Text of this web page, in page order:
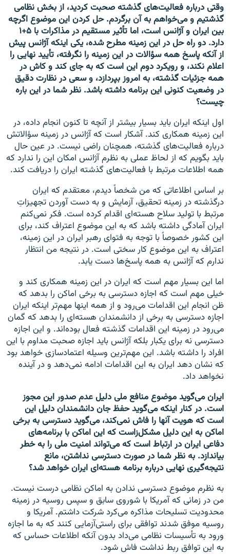
وقتی درباره فعالیت‌های گذشته صحبت کردید، از بخش نظامی
گذشتیم و می‌خواهم به آن برگردم. حل کردن این موضوع اگرچه
بین ایران و آژانس است، اما تأثیر مستقیم در مذاکرات با ۵+۱
دارد. دو راه حل در این زمینه مطرح شده، یکی اینکه آژانس پیش
از آنکه پاسخ همه سؤالات در این زمینه را نگرفته، تأیید نهایی را
اعلام نکند، و رویکرد دوم این است که به جای کند و کاش در
همه جزئیات گذشته، به امروز بپردازد، و سعی در نظارت دقیق
در وضعیت کنونی این برنامه داشته باشد. نظر شما در این باره
چیست؟
اول اینکه ایران باید بسیار بیشتر از آنچه تا کنون انجام داده، در
این زمینه همکاری کند. آشکار است که آژانس در زمینه سؤالاتش
درباره فعالیت‌های گذشته، همچنان راضی نیست. در عین حال
باید بگویم که از لحاظ عملی به نظرم آژانس امکان این را ندارد که
همه اطلاعات مرتبط با فعالیت‌های گذشته ایران را دریافت کند.
بر اساس اطلاعاتی که من شخصاً دیدم، معتقدم که ایران
درگذشته در زمینه تحقیق، آزمایش و به دست آوردن تجهیزاتِ
مرتبط با تولید سلاح هسته‌ای اقدام کرده است. فکر نمی‌کنم
ایران آمادگی داشته باشد که به این موضوع اعتراف کند، ‌برای
این کشور خصوصاً با توجه به فتوای رهبر ایران در این زمینه،
اعتراف به این موضوع کار سختی است. در نتیجه من انتظار
ندارم که آژانس به همه پاسخ‌ها دست یابد.
اما این بسیار مهم است که ایران در این زمینه همکاری کند و
خیلی مهم است که اجازه دسترسی به برخی اماکن را بدهد که
ظن انجام این اقدامات می‌رود و از همه اینها مهم‌تر اینکه ایران
اجازه دسترسی به برخی از دانشمندان هسته‌ای را بدهد که گمان
می‌رود در زمینه این اقدامات گذشته فعال بوده‌اند. و این اجازه
دسترسی نه برای یکبار بلکه آژانس باید اجازه صحبت مداوم با این
افراد را داشته باشد. این مهم‌ترین وسیله اعتمادسازی خواهد بود
که نشان دهد ایران به این اقدامات ادامه نمی‌دهد و در آینده
نخواهد داد.
ایران می‌گوید موضوع منافع ملی دلیل عدم صدور این مجوز
است. در کنار اینکه می‌گوید حفظ جان دانشمندان دلیل این
است که هویت آنها را فاش نمی‌کند، می‌گوید دسترسی به برخی
اماکن به این دلیل مشکل‌زاست که این اماکن با برنامه‌های
دفاعی ایران در ارتباط است که می‌تواند امنیت ملی را به خطر
بیاندازد. به نظر شما در صورت دسترسی نداشتن، مانع
نتیجه‌گیری نهایی درباره برنامه هسته‌ای ایران خواهد شد؟
به نظرم موضوع دسترسی ندادن به اماکن نظامی درست نیست.
من در زمانی که آمریکا با شوروی سابق و سپس روسیه در زمینه
محدودیت تسلیحات مذاکره می‌کرد شرکت داشتم. آمریکا و
روسیه موفق شدند توافقی برای راستی‌آزمایی کنند که به ما اجازه
ورود به تأسیسات نظامی می‌داد بدون آنکه اطلاعات حساس که
به این توافق ربط نداشت فاش شود.